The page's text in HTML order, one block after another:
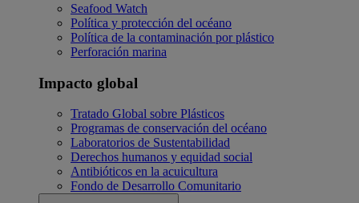
Seafood Watch
Política y protección del océano
Política de la contaminación por plástico
Perforación marina
Impacto global
Tratado Global sobre Plásticos
Programas de conservación del océano
Laboratorios de Sustentabilidad
Derechos humanos y equidad social
Antibióticos en la acuicultura
Fondo de Desarrollo Comunitario